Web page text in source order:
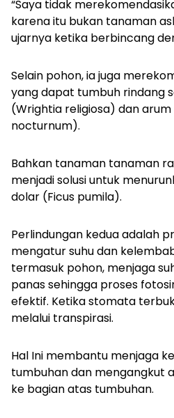
“Saya tidak
karena itu bukan tanaman
ujarnya ketika berbincang
Selain pohon, ia juga
yang dapat tumbuh rindang
(Wrightia religiosa) dan arum
nocturnum).
Bahkan tanaman tanaman
menjadi solusi untuk
dolar (Ficus pumila).
Perlindungan kedua adalah
mengatur suhu dan
termasuk pohon, menjaga
panas sehingga proses
efektif. Ketika stomata
melalui transpirasi.
Hal Ini membantu menjaga
tumbuhan dan mengangkut
ke bagian atas tumbuhan.